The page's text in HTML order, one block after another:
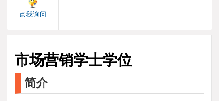
点我询问
市场营销学士学位
简介